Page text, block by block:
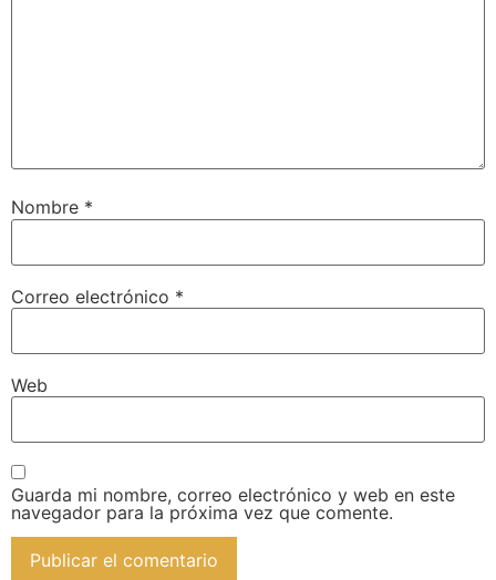
Nombre *
Correo electrónico *
Web
Guarda mi nombre, correo electrónico y web en este
navegador para la próxima vez que comente.